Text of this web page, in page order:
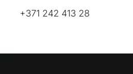
Leaflet
+371 242 413 28